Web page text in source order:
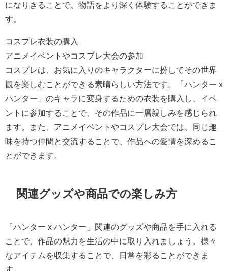
になりきることで、物語をより深く体験することができま
す。
コスプレ衣装の購入
アニメイベントやコスプレ大会の参加
コスプレは、お気に入りのキャラクターに扮してその世界
観を楽しむことができる素晴らしい方法です。「ハンター x
ハンター」のキャラに変身するための衣装を購入し、イベ
ントに参加することで、その作品に一層親しみを感じられ
ます。また、アニメイベントやコスプレ大会では、同じ趣
味を持つ仲間と交流することで、作品への愛情を深めるこ
とができます。
関連グッズや商品での楽しみ方
「ハンター x ハンター」関連のグッズや商品を手に入れる
ことで、作品の魅力を生活の中に取り入れましょう。様々
なアイテムを収集することで、日常を彩ることができま
す。